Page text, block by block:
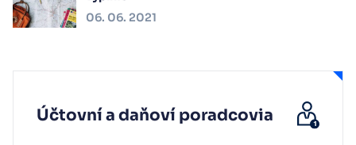
06. 06. 2021
Účtovní a daňoví poradcovia